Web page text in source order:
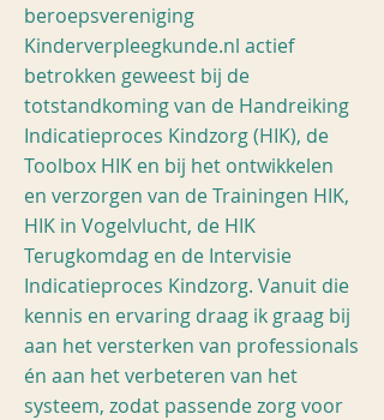
beroepsvereniging
Kinderverpleegkunde.nl actief
betrokken geweest bij de
totstandkoming van de Handreiking
Indicatieproces Kindzorg (HIK), de
Toolbox HIK en bij het ontwikkelen
en verzorgen van de Trainingen HIK,
HIK in Vogelvlucht, de HIK
Terugkomdag en de Intervisie
Indicatieproces Kindzorg. Vanuit die
kennis en ervaring draag ik graag bij
aan het versterken van professionals
én aan het verbeteren van het
systeem, zodat passende zorg voor